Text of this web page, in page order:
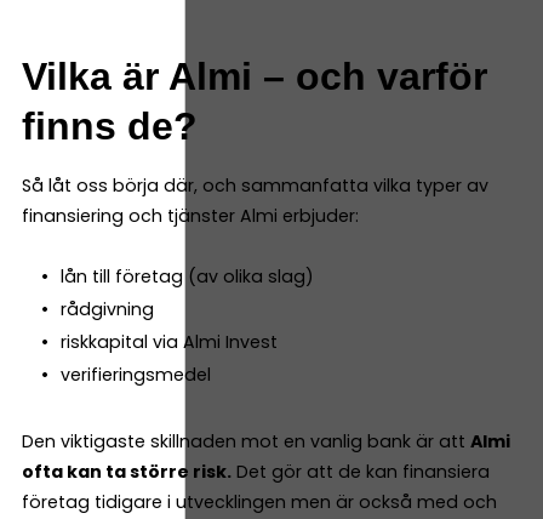
Vilka är Almi – och varför
finns de?
Så låt oss börja där, och sammanfatta vilka typer av
finansiering och tjänster Almi erbjuder:
lån till företag (av olika slag)
rådgivning
riskkapital via Almi Invest
verifieringsmedel
Den viktigaste skillnaden mot en vanlig bank är att Almi
ofta kan ta större risk. Det gör att de kan finansiera
företag tidigare i utvecklingen men är också med och